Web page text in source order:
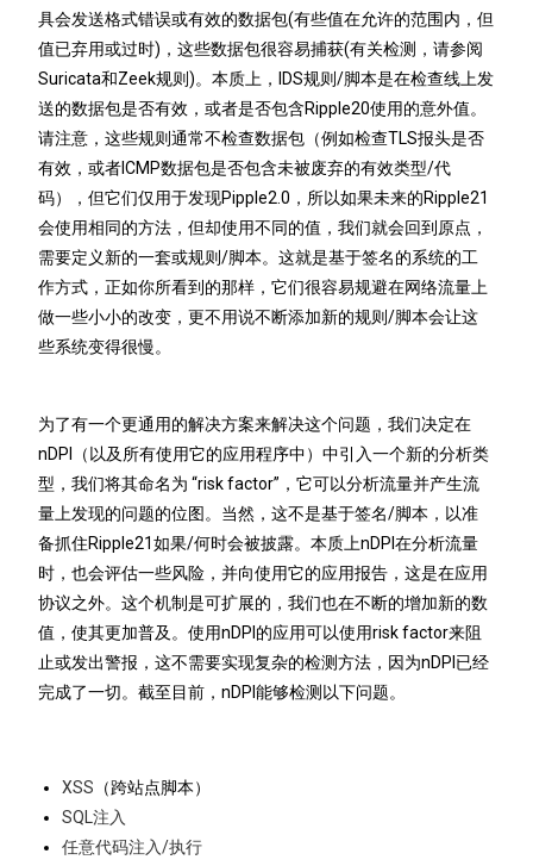
具会发送格式错误或有效的数据包(有些值在允许的范围内，但
值已弃用或过时)，这些数据包很容易捕获(有关检测，请参阅
Suricata和Zeek规则)。本质上，IDS规则/脚本是在检查线上发
送的数据包是否有效，或者是否包含Ripple20使用的意外值。
请注意，这些规则通常不检查数据包（例如检查TLS报头是否
有效，或者ICMP数据包是否包含未被废弃的有效类型/代
码），但它们仅用于发现Pipple2.0，所以如果未来的Ripple21
会使用相同的方法，但却使用不同的值，我们就会回到原点，
需要定义新的一套或规则/脚本。这就是基于签名的系统的工
作方式，正如你所看到的那样，它们很容易规避在网络流量上
做一些小小的改变，更不用说不断添加新的规则/脚本会让这
些系统变得很慢。
为了有一个更通用的解决方案来解决这个问题，我们决定在
nDPI（以及所有使用它的应用程序中）中引入一个新的分析类
型，我们将其命名为 “risk factor”，它可以分析流量并产生流
量上发现的问题的位图。当然，这不是基于签名/脚本，以准
备抓住Ripple21如果/何时会被披露。本质上nDPI在分析流量
时，也会评估一些风险，并向使用它的应用报告，这是在应用
协议之外。这个机制是可扩展的，我们也在不断的增加新的数
值，使其更加普及。使用nDPI的应用可以使用risk factor来阻
止或发出警报，这不需要实现复杂的检测方法，因为nDPI已经
完成了一切。截至目前，nDPI能够检测以下问题。
XSS （跨站点脚本）
SQL注入
任意代码注入/执行